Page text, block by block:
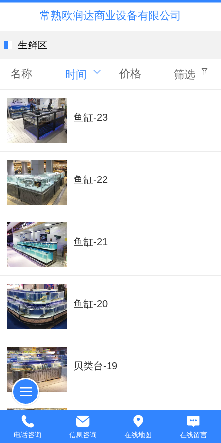
常熟欧润达商业设备有限公司
生鲜区
名称 时间 价格 筛选
鱼缸-23
鱼缸-22
鱼缸-21
鱼缸-20
贝类台-19
贝类台-18
电话咨询 信息咨询 在线地图 在线留言